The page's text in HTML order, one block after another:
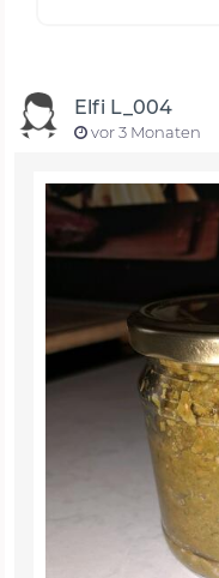
Elfi L_004
vor 3 Monaten